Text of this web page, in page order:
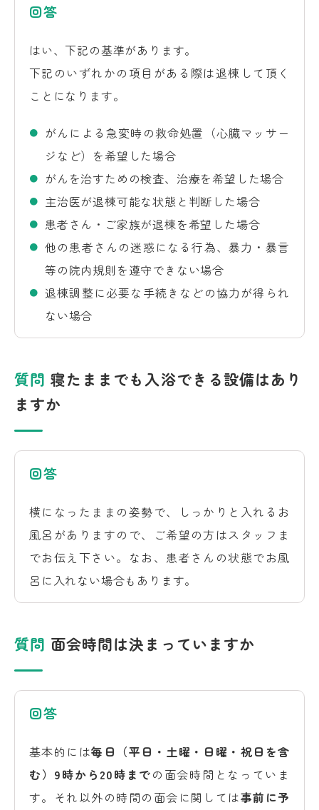
回答
はい、下記の基準があります。
下記のいずれかの項目がある際は退棟して頂く
ことになります。
がんによる急変時の救命処置（心臓マッサー
ジなど）を希望した場合
がんを治すための検査、治療を希望した場合
主治医が退棟可能な状態と判断した場合
患者さん・ご家族が退棟を希望した場合
他の患者さんの迷惑になる行為、暴力・暴言
等の院内規則を遵守できない場合
退棟調整に必要な手続きなどの協力が得られ
ない場合
質問 寝たままでも入浴できる設備はあり
ますか
回答
横になったままの姿勢で、しっかりと入れるお
風呂がありますので、ご希望の方はスタッフま
でお伝え下さい。なお、患者さんの状態でお風
呂に入れない場合もあります。
質問 面会時間は決まっていますか
回答
基本的には毎日（平日・土曜・日曜・祝日を含
む）9時から20時までの面会時間となっていま
す。それ以外の時間の面会に関しては事前に予